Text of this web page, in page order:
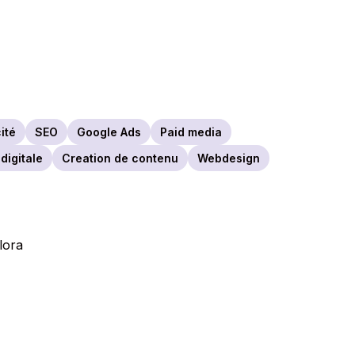
SEO Google Ads
Paid media
Creation de contenu Webdesign